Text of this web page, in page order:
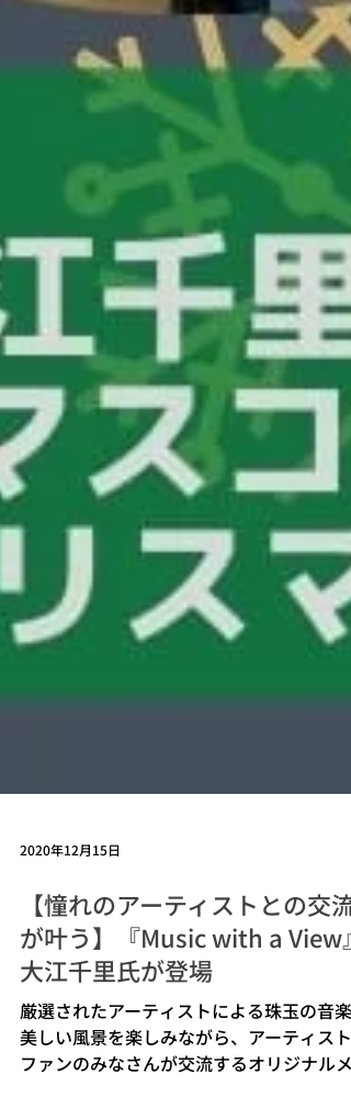
【憧れのアーティストとの交流
が叶う】『Music with a View』
大江千里氏が登場
厳選されたアーティストによる珠玉の音楽
美しい風景を楽しみながら、アーティスト